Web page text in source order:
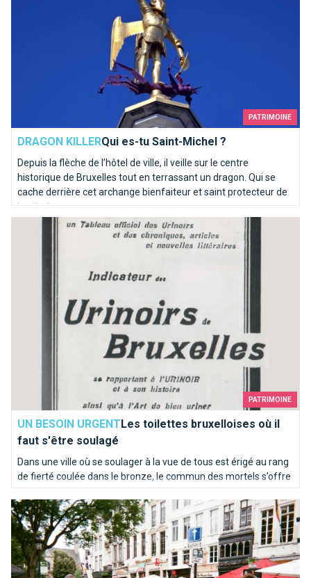
PATRIMOINE
DRAGON KILLERQui es-tu Saint-Michel ?
Depuis la flèche de l’hôtel de ville, il veille sur le centre
historique de Bruxelles tout en terrassant un dragon. Qui se
cache derrière cet archange bienfaiteur et saint protecteur de
la ville ?
PATRIMOINE
UN BESOIN URGENTLes toilettes bruxelloises où il
faut s'être soulagé
Dans une ville où se soulager à la vue de tous est érigé au rang
de fierté coulée dans le bronze, le commun des mortels s’offre
de temps à autre une pause sanitaire qui sort de l’ordinaire.
Sélection d’adresses pour vos petits besoins...
Les toilettes bruxelloises où il faut s'être soulagé
Bruxelles ma belle